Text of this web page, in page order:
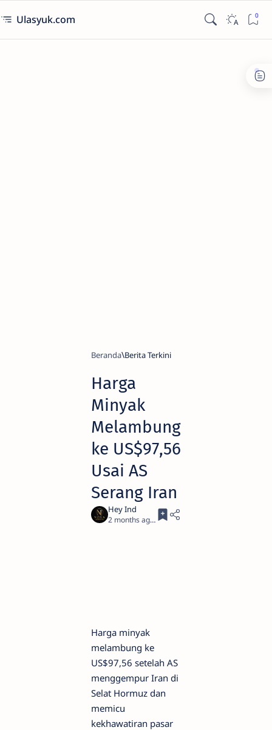
Ulasyuk.com
Beranda Berita Terkini
Harga
Minyak
Melambung
ke US$97,56
Usai AS
Serang Iran
2 months ago 3
Harga minyak
melambung ke
US$97,56 setelah AS
menggempur Iran di
Selat Hormuz dan
memicu
kekhawatiran pasar